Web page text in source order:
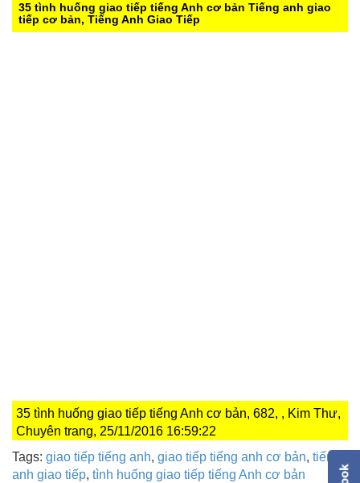
35 tình huống giao tiếp tiếng Anh cơ bản Tiếng anh giao
tiếp cơ bản, Tiếng Anh Giao Tiếp
35 tình huống giao tiếp tiếng Anh cơ bản, 682, , Kim Thư,
Chuyên trang, 25/11/2016 16:59:22
Tags: giao tiếp tiếng anh, giao tiếp tiếng anh cơ bản, tiếng
anh giao tiếp, tình huống giao tiếp tiếng Anh cơ bản